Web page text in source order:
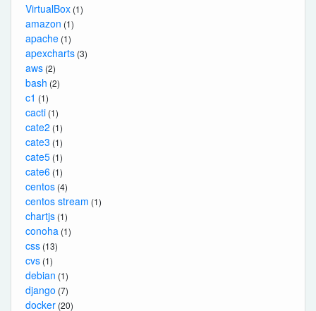
VirtualBox (1)
amazon (1)
apache (1)
apexcharts (3)
aws (2)
bash (2)
c1 (1)
cacti (1)
cate2 (1)
cate3 (1)
cate5 (1)
cate6 (1)
centos (4)
centos stream (1)
chartjs (1)
conoha (1)
css (13)
cvs (1)
debian (1)
django (7)
docker (20)